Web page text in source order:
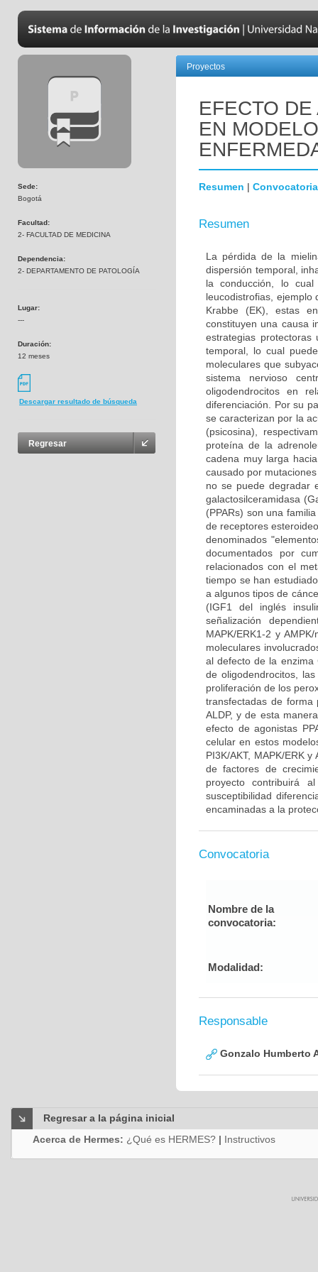
Sede:
Bogotá
Facultad:
2- FACULTAD DE MEDICINA
Dependencia:
2- DEPARTAMENTO DE PATOLOGÍA
Lugar:
---
Duración:
12 meses
Descargar resultado de búsqueda
Regresar
Proyectos
EFECTO
EN
Resumen | Convocatoria
Resumen
La pérdida de la
dispersión temporal,
la conducción, lo cual
leucodistrofias,
Krabbe (EK), estas
constituyen una causa
estrategias protectoras
temporal, lo cual
moleculares que
sistema nervioso
oligodendrocitos en
diferenciación. Por su
se caracterizan por la
(psicosina),
proteína de la
cadena muy larga
causado por
no se puede degradar
galactosilceramidasa
(PPARs) son una
de receptores
denominados
documentados por
relacionados con el
tiempo se han
a algunos tipos de
(IGF1 del inglés
señalización
MAPK/ERK1-2 y
moleculares
al defecto de la enzima
de oligodendrocitos,
proliferación de los
transfectadas de forma
ALDP, y de esta
efecto de agonistas
celular en estos
PI3K/AKT, MAPK/ERK
de factores de
proyecto contribuirá
susceptibilidad
encaminadas a la
Convocatoria
Nombre de la
convocatoria:
Modalidad:
Responsable
Gonzalo Humberto
Regresar a la página inicial
Acerca de Hermes: ¿Qué es HERMES? | Instructivos